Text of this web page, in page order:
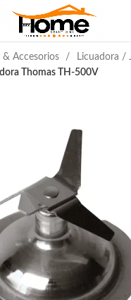
& Accesorios
Licuadora /
Thomas TH-500V